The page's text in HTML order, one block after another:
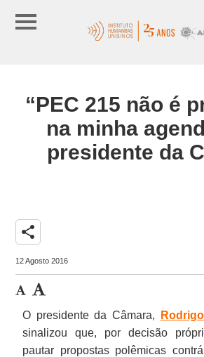
“PEC 215 não é
na minha
presidente da
share
12 Agosto 2016
O presidente da Câmara,
sinalizou que, por decisão
pautar propostas polêmicas